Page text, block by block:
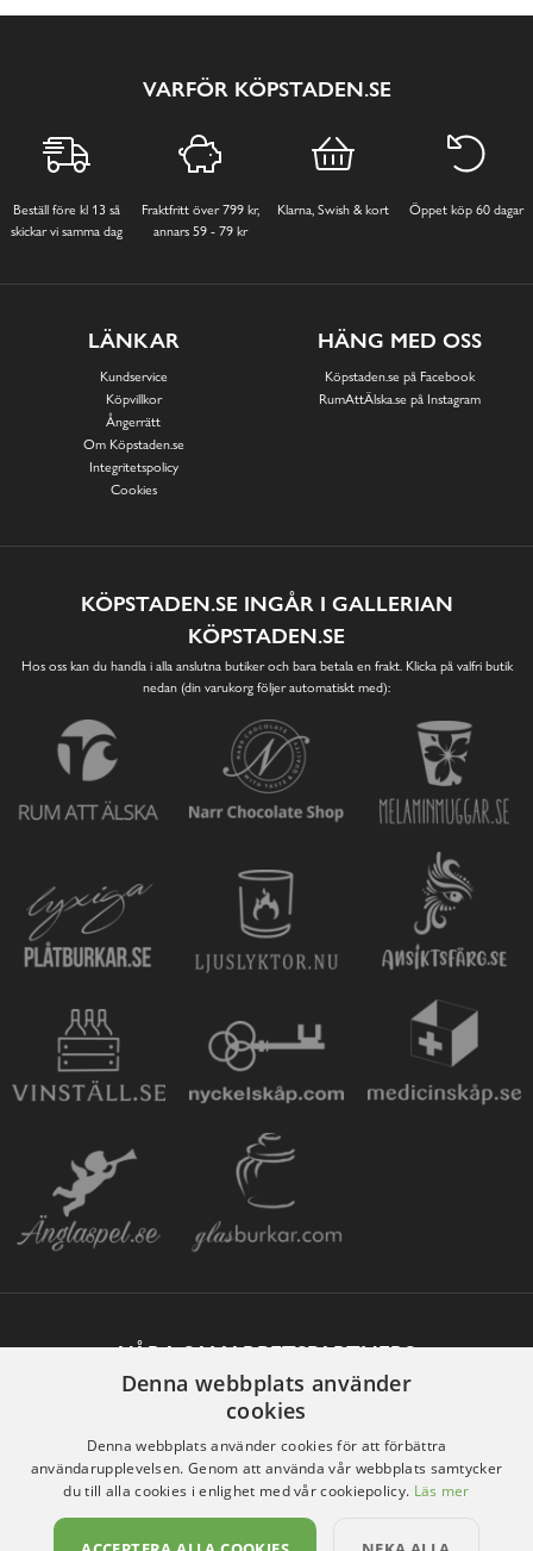
VARFÖR KÖPSTADEN.SE
Beställ före kl 13 så
skickar vi samma dag
Fraktfritt över 799 kr,
annars 59 - 79 kr
Klarna, Swish & kort Öppet köp 60 dagar
LÄNKAR
Kundservice
Köpvillkor
Ångerrätt
Om Köpstaden.se
Integritetspolicy
Cookies
HÄNG MED OSS
Köpstaden.se på Facebook
RumAttÄlska.se på Instagram
KÖPSTADEN.SE INGÅR I GALLERIAN
KÖPSTADEN.SE
Hos oss kan du handla i alla anslutna butiker och bara betala en frakt. Klicka på valfri butik
nedan (din varukorg följer automatiskt med):
VÅRA SAMARBETSPARTNERS
Denna webbplats använder
cookies
Denna webbplats använder cookies för att förbättra
användarupplevelsen. Genom att använda vår webbplats samtycker
du till alla cookies i enlighet med vår cookiepolicy. Läs mer